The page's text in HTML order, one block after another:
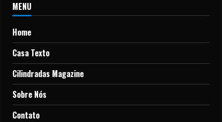
MENU
Home
Casa Texto
Cilindradas Magazine
Sobre Nós
Contato